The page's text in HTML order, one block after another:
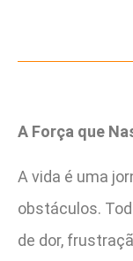
A Força que
A vida é uma
obstáculos.
de dor,